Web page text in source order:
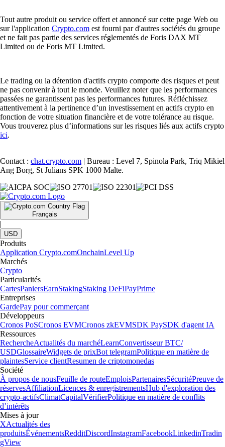
Tout autre produit ou service offert et annoncé sur cette page Web ou
sur l'application Crypto.com est fourni par d'autres sociétés du groupe
et ne fait pas partie des services réglementés de Foris DAX MT
Limited ou de Foris MT Limited.
Le trading ou la détention d'actifs crypto comporte des risques et peut
ne pas convenir à tout le monde. Veuillez noter que les performances
passées ne garantissent pas les performances futures. Réfléchissez
attentivement à la pertinence d’un investissement en actifs crypto en
fonction de votre situation financière et de votre tolérance au risque.
Vous trouverez plus d’informations sur les risques liés aux actifs crypto
ici.
Contact : chat.crypto.com | Bureau : Level 7, Spinola Park, Triq Mikiel
Ang Borg, St Julians SPK 1000 Malte.
Français
|
USD
Produits
Application Crypto.comOnchainLevel Up
Marchés
Crypto
Particularités
CartesPaniersEarnStakingStaking DeFiPayPrime
Entreprises
GardePay pour commerçant
Développeurs
Cronos PoSCronos EVMCronos zkEVMSDK PaySDK d'agent IA
Ressources
RechercheActualités du marchéLearnConvertisseur BTC/
USDGlossaireWidgets de prixBot telegramPolitique en matière de
plaintesService clientResumen de criptomonedas
Société
À propos de nousFeuille de routeEmploisPartenairesSécuritéPreuve de
réservesAffiliationLicences & enregistrementsHub d'exploration des
crypto-actifsClimatCapitalVérifierPolitique en matière de conflits
d’intérêts
Mises à jour
XActualités des
produitsÉvénementsRedditDiscordInstagramFacebookLinkedinTradin
gView